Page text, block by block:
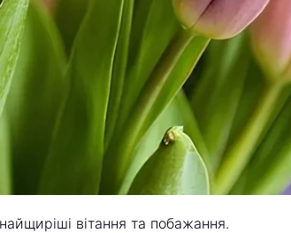
вітання та побажання.